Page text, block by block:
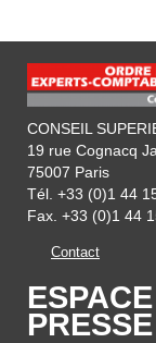
CONSEIL
19 rue Cognacq
75007 Paris
Tél. +33 (0)1 44
Fax. +33 (0)1 44
Contact
ESPACE
PRESSE